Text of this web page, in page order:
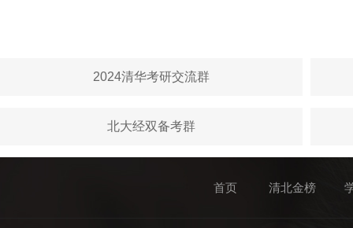
2024清华考研交流群
北大经双备考群
首页 清北金榜